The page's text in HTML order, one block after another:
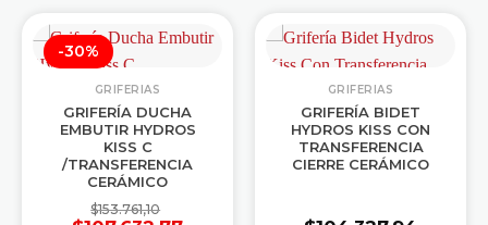
-30%
GRIFERIAS
GRIFERÍA DUCHA
EMBUTIR HYDROS
KISS C
/TRANSFERENCIA
CERÁMICO
$153.761,10
GRIFERIAS
GRIFERÍA BIDET
HYDROS KISS CON
TRANSFERENCIA
CIERRE CERÁMICO